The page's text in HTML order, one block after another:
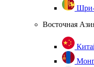
Восточная